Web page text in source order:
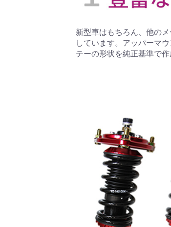
新型車はもちろん、他の
しています。アッパーマ
テーの形状を純正基準で